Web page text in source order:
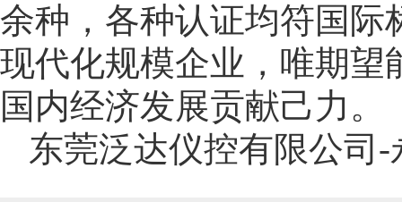
余种，各种认证均符国际
现代化规模企业，唯期望
国内经济发展贡献己力。
东莞泛达仪控有限公司